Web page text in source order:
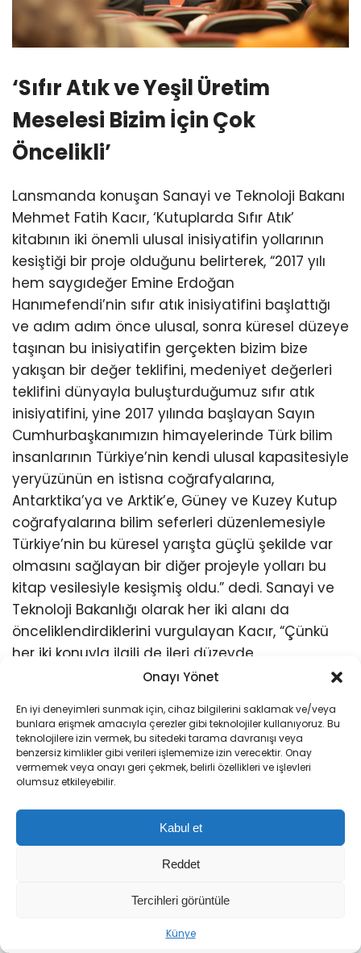
Onayı Yönet
En iyi deneyimleri sunmak için, cihaz bilgilerini saklamak ve/veya
bunlara erişmek amacıyla çerezler gibi teknolojiler kullanıyoruz. Bu
teknolojilere izin vermek, bu sitedeki tarama davranışı veya
benzersiz kimlikler gibi verileri işlememize izin verecektir. Onay
vermemek veya onayı geri çekmek, belirli özellikleri ve işlevleri
olumsuz etkileyebilir.
Kabul et
Reddet
Tercihleri görüntüle
Künye
‘Sıfır Atık ve Yeşil Üretim
Meselesi Bizim İçin Çok
Öncelikli’
Lansmanda konuşan Sanayi ve Teknoloji Bakanı
Mehmet Fatih Kacır, ‘Kutuplarda Sıfır Atık’
kitabının iki önemli ulusal inisiyatifin yollarının
kesiştiği bir proje olduğunu belirterek, “2017 yılı
hem saygıdeğer Emine Erdoğan
Hanımefendi’nin sıfır atık inisiyatifini başlattığı
ve adım adım önce ulusal, sonra küresel düzeye
taşınan bu inisiyatifin gerçekten bizim bize
yakışan bir değer teklifini, medeniyet değerleri
teklifini dünyayla buluşturduğumuz sıfır atık
inisiyatifini, yine 2017 yılında başlayan Sayın
Cumhurbaşkanımızın himayelerinde Türk bilim
insanlarının Türkiye’nin kendi ulusal kapasitesiyle
yeryüzünün en istisna coğrafyalarına,
Antarktika’ya ve Arktik’e, Güney ve Kuzey Kutup
coğrafyalarına bilim seferleri düzenlemesiyle
Türkiye’nin bu küresel yarışta güçlü şekilde var
olmasını sağlayan bir diğer projeyle yolları bu
kitap vesilesiyle kesişmiş oldu.” dedi. Sanayi ve
Teknoloji Bakanlığı olarak her iki alanı da
önceliklendirdiklerini vurgulayan Kacır, “Çünkü
her iki konuyla ilgili de ileri düzeyde
mesuliyetimiz olduğunu değerlendiriyoruz. Sıfır
öncelikli bir mesele.” ifadelerini kullandı.